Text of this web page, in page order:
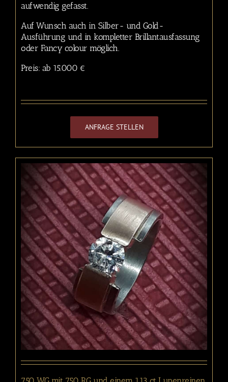
aufwendig gefasst.
Auf Wunsch auch in Silber- und Gold-
Ausführung und in kompletter Brillantausfassung
oder Fancy colour möglich.
Preis: ab 15.000 €
ANFRAGE STELLEN